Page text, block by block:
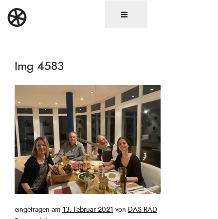
Inhalt
springen
Img 4583
eingetragen am Veröffentlicht
13. Februar 2021 von DAS RAD